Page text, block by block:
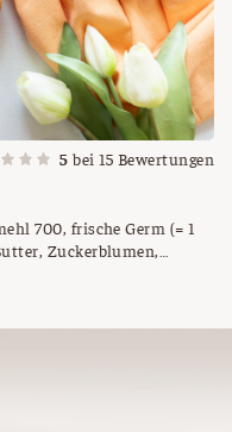
5 bei15 Bewertungen
700, frische Germ (= 1
Zuckerblumen,